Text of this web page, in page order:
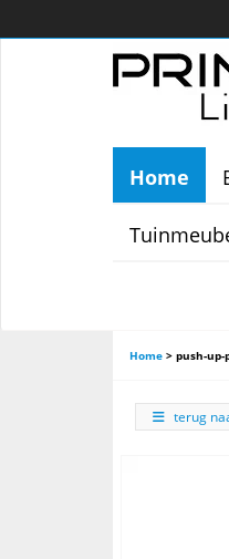
Home
Home > push-
terug